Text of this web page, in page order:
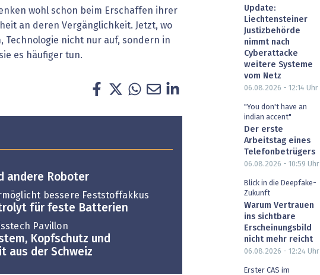
wohl schon beim Erschaffen ihrer
an deren Vergänglichkeit. Jetzt, wo
Technologie nicht nur auf, sondern in
es häufiger tun.
andere Roboter
bessere Feststoffakkus
für feste Batterien
Pavillon
Kopfschutz und
aus der Schweiz
Update:
Liechtensteiner
Justizbehörde
nimmt nach
Cyberattacke
weitere Systeme
vom Netz
06.08.2026 - 12:14 Uhr
"You don't have an
indian accent"
Der erste
Arbeitstag eines
Telefonbetrügers
06.08.2026 - 10:59 Uhr
Blick in die Deepfake-
Zukunft
Warum Vertrauen
ins sichtbare
Erscheinungsbild
nicht mehr reicht
06.08.2026 - 12:24 Uhr
Erster CAS im